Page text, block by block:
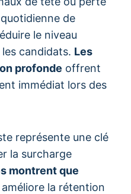
de
le niveau
les candidats. Les
profonde offrent
immédiat lors des
représente une clé
la surcharge
montrent que
améliore la rétention